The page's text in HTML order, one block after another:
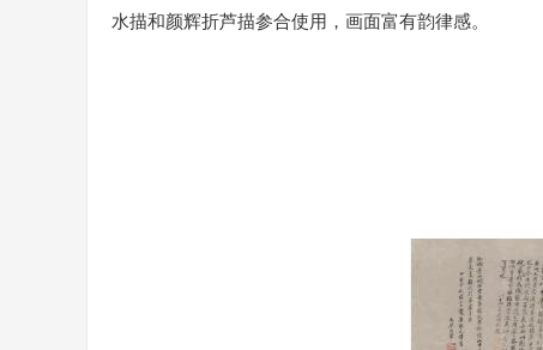
水描和颜辉折芦描参合使用，画面富有韵律感。